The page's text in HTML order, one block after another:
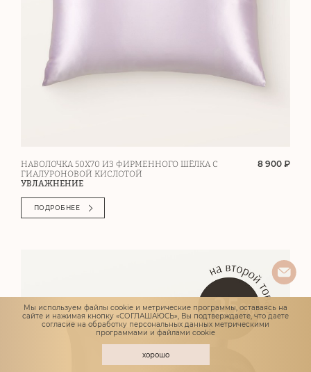
НАВОЛОЧКА 50Х70 ИЗ ФИРМЕННОГО ШЁЛКА С
ГИАЛУРОНОВОЙ КИСЛОТОЙ
УВЛАЖНЕНИЕ
8 900 ₽
ПОДРОБНЕЕ
Мы используем файлы cookie и метрические программы, оставаясь на
сайте и нажимая кнопку «СОГЛАШАЮСЬ», Вы подтверждаете, что даете
согласие на обработку персональных данных метрическими
программами и файлами cookie
хорошо